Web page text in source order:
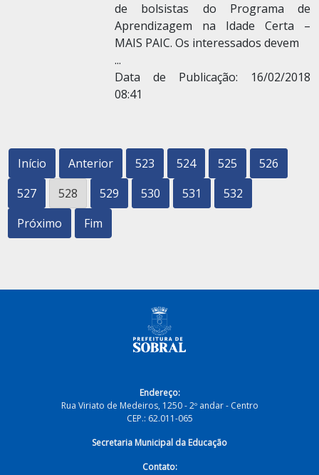
de bolsistas do Programa de
Aprendizagem na Idade Certa –
MAIS PAIC. Os interessados devem
...
Data de Publicação: 16/02/2018
08:41
Início Anterior 523 524 525
526
527
528 529 530 531
532
Próximo
Fim
Endereço:
Rua Viriato de Medeiros, 1250 - 2º andar - Centro
CEP.: 62.011-065
Secretaria Municipal da Educação
Contato: